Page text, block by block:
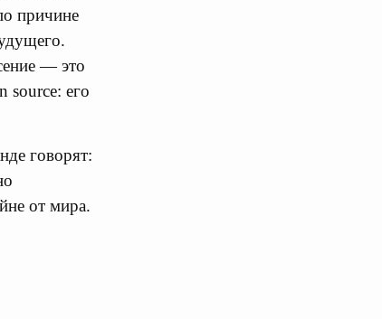
причине
— это
source: его
говорят:
от мира.